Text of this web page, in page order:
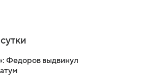
Федоров выдвинул